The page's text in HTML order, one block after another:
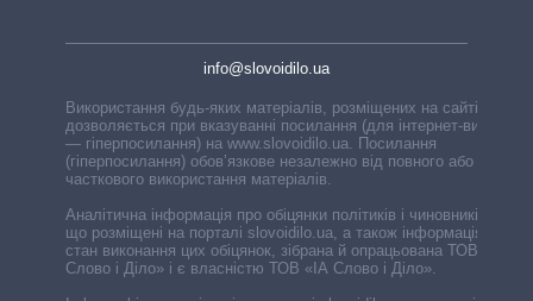
info@slovoidilo.ua
Використання будь-яких матеріалів, розміщених на сайті,
дозволяється при вказуванні посилання (для інтернет-видань
— гіперпосилання) на www.slovoidilo.ua. Посилання
(гіперпосилання) обов’язкове незалежно від повного або
часткового використання матеріалів.
Аналітична інформація про обіцянки політиків і чиновників,
що розміщені на порталі slovoidilo.ua, а також інформація про
стан виконання цих обіцянок, зібрана й опрацьована ТОВ «ІА
Слово і Діло» і є власністю ТОВ «ІА Слово і Діло».